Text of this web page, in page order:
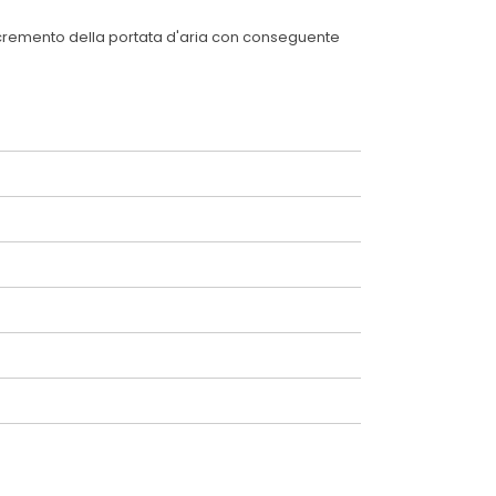
della portata d'aria con conseguente